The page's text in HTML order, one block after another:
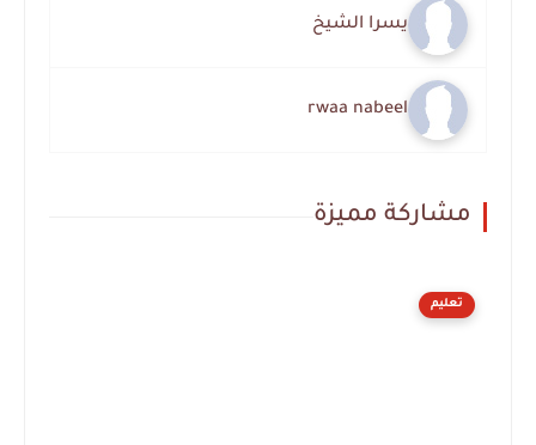
يسرا الشيخ
rwaa nabeel
مشاركة مميزة
تعليم